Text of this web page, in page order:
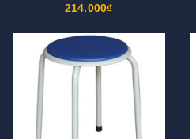
214.000₫